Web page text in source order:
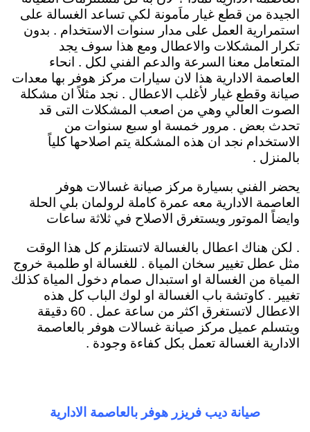
الجيدة من قطع غيار ماَمونة لكي تساعد الغسالة على
استمرارية العمل على مدار سنوات الاستخدام . بدون
تكرار المشكلات والاعطال ومع هذا سوف يجد
المتعامل معنا السرعة والدعم الفني لكل . انحاء
العاصمة الادارية هذا لان سيارات مركز هوفر بها معدات
صيانة وقطع غيار لأغلب الاعطال . نجد مثلاً ان مشكلة
الصوت العالي وهي من اصعب المشكلات التى قد
تحدث بعض . مرور خمسة او سبع سنوات من
الاستخدام نجد ان هذه المشكلة يتم اصلاحها كلياً
بالمنزل .
يحضر الفني بسيارة مركز صيانة غسالات هوفر
العاصمة الادارية معه عمرة كاملة لرولمان بلي الحلة
وايضاً الموتور ويستغرق الاصلاح في ثلاثة ساعات
. لكن هناك اعطال بالغسالة لاتستلزم كل هذا الوقت
مثل عطل تغيير سخان المياة . للغسالة او طلمبة خروج
المياة من الغسالة او استبدال صمام دخول المياة كذلك
تغيير . كاوتشة باب الغسالة او لوك الباب كل هذه
الاعطال لاتستغرق اكثر من ساعة عمل . 60 دقيقة
ويتسلم عميل مركز صيانة غسالات هوفر بالعاصمة
الادارية الغسالة تعمل بكل كفاءة وجودة .
صيانة ديب فريزر هوفر بالعاصمة الادارية